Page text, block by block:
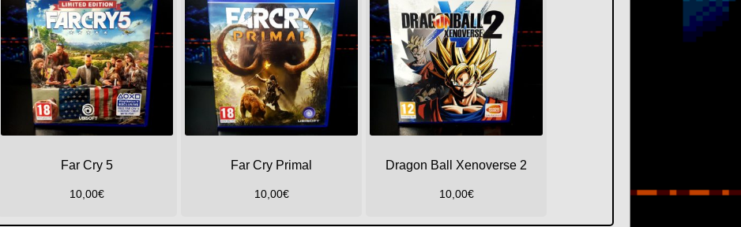
Far Cry 5
10,00€
Far Cry Primal
10,00€
Dragon Ball Xenoverse 2
10,00€